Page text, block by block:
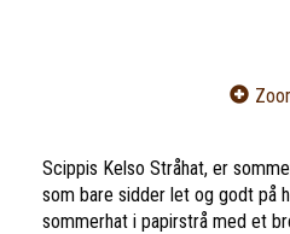
Scippis Kelso Stråhat, er
som bare sidder let og godt på
sommerhat i papirstrå med et